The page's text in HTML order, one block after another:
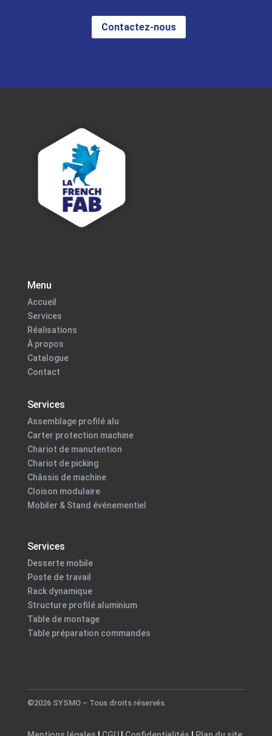
Contactez-nous
Menu
Accueil
Services
Réalisations
À propos
Catalogue
Contact
Services
Assemblage profilé alu
Carter protection machine
Chariot de manutention
Chariot de picking
Châssis de machine
Cloison modulaire
Mobiler & Stand événementiel
Services
Desserte mobile
Poste de travail
Rack dynamique
Structure profilé aluminium
Table de montage
Table préparation commandes
©2026 SYSMO – Tous droits réservés.